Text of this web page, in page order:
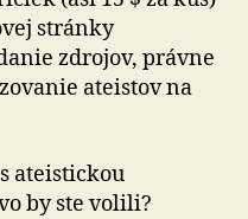
stránky
zdrojov, právne
ateistov na
ateistickou
by ste volili?